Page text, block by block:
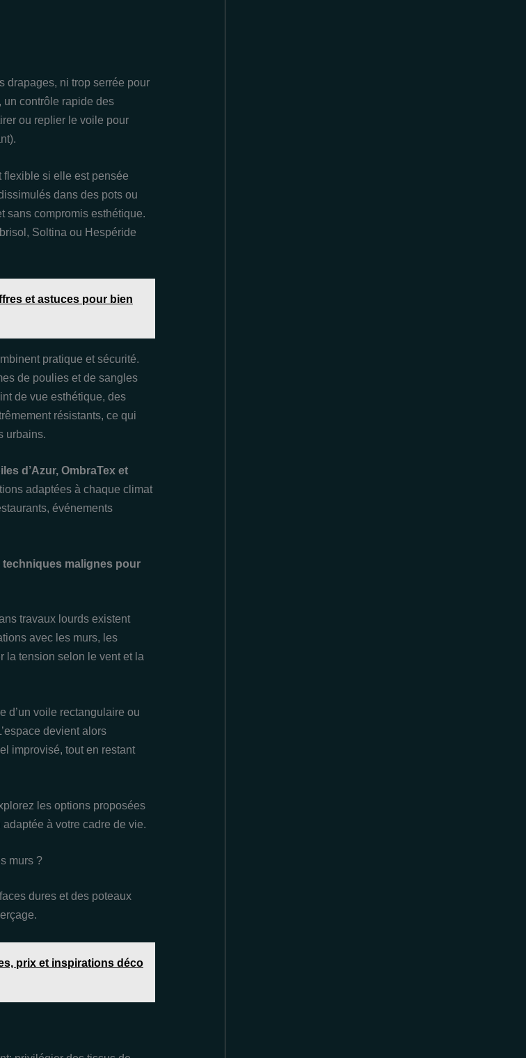
drapages, ni trop serrée pour
un contrôle rapide des
ou replier le voile pour
si elle est pensée
dans des pots ou
sans compromis esthétique.
Soltina ou Hespéride
et astuces pour bien
pratique et sécurité.
de poulies et de sangles
de vue esthétique, des
résistants, ce qui
urbains.
d’Azur, OmbraTex et
adaptées à chaque climat
événements
techniques malignes pour
travaux lourds existent
avec les murs, les
la tension selon le vent et la
d’un voile rectangulaire ou
devient alors
improvisé, tout en restant
les options proposées
à votre cadre de vie.
murs ?
dures et des poteaux
prix et inspirations déco